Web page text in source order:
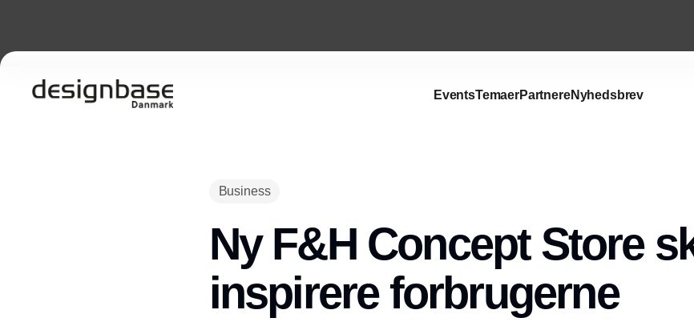
EventsTemaerPartnereNyhedsbrev
Business
Ny F&H Concept Store
inspirere forbrugerne